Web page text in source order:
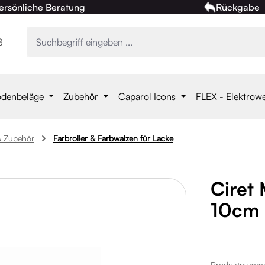
Beratung Rückgabe
Zubehör Caparol Icons FLEX -
Zubehör Farbroller & Farbwalzen für Lacke
Ciret
10cm